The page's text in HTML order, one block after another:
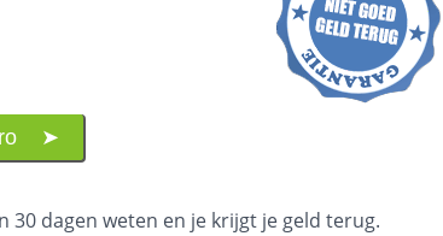
30 dagen weten en je krijgt je geld terug.